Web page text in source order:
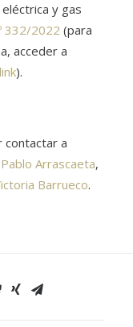
y gas
332/2022 (para
acceder a
link).
contactar a
Pablo Arrascaeta,
Barrueco.